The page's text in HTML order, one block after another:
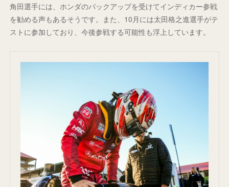
角田選手には、ホンダのバックアップを受けてインディカー参戦
を勧める声もあるそうです。また、10月には太田格之進選手がテ
ストに参加しており、今後参戦する可能性も浮上しています。